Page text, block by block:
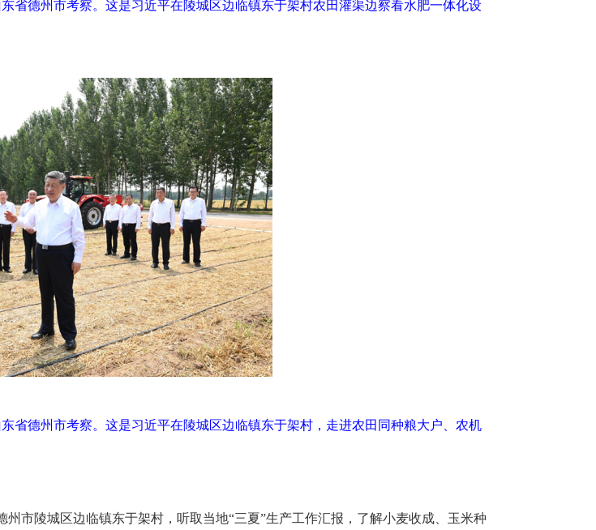
省德州市考察。这是习近平在陵城区边临镇东于架村农田灌渠边察看水肥一体化设
省德州市考察。这是习近平在陵城区边临镇东于架村，走进农田同种粮大户、农机
州市陵城区边临镇东于架村，听取当地“三夏”生产工作汇报，了解小麦收成、玉米种